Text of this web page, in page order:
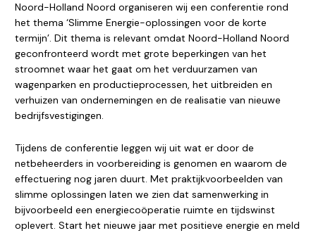
Noord-Holland Noord organiseren wij een conferentie rond
het thema ‘Slimme Energie-oplossingen voor de korte
termijn’. Dit thema is relevant omdat Noord-Holland Noord
geconfronteerd wordt met grote beperkingen van het
stroomnet waar het gaat om het verduurzamen van
wagenparken en productieprocessen, het uitbreiden en
verhuizen van ondernemingen en de realisatie van nieuwe
bedrijfsvestigingen.
Tijdens de conferentie leggen wij uit wat er door de
netbeheerders in voorbereiding is genomen en waarom de
effectuering nog jaren duurt. Met praktijkvoorbeelden van
slimme oplossingen laten we zien dat samenwerking in
bijvoorbeeld een energiecoöperatie ruimte en tijdswinst
oplevert. Start het nieuwe jaar met positieve energie en meld